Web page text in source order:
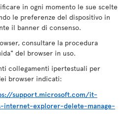
in ogni momento le sue scelte
le preferenze del dispositivo in
il banner di consenso.
consultare la procedura
del browser in uso.
collegamenti ipertestuali per
browser indicati:
support.microsoft.com/it-
explorer-delete-manage-